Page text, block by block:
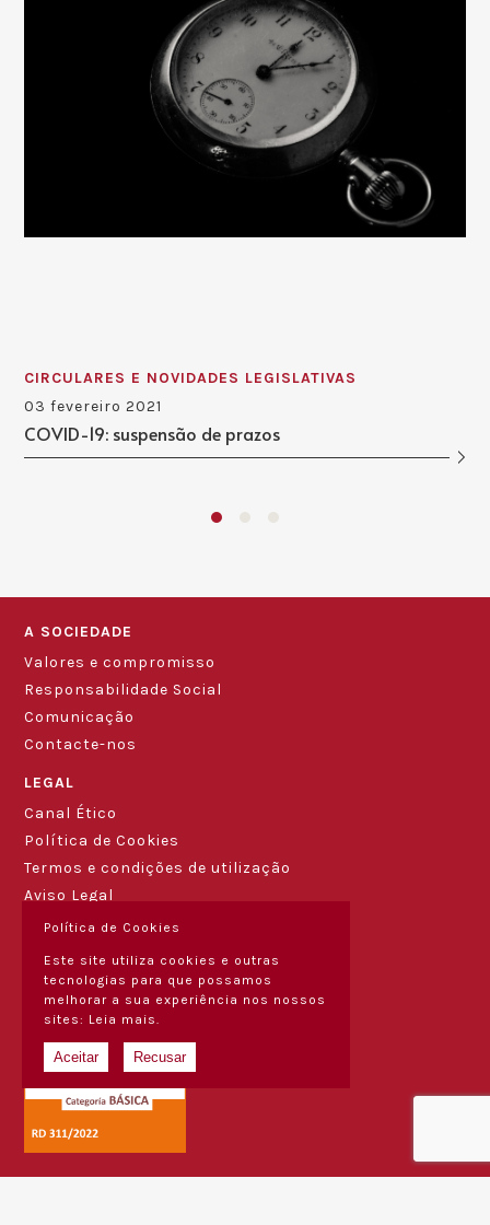
CIRCULARES E NOVIDADES LEGISLATIVAS
03 fevereiro 2021
COVID-19: suspensão de prazos
A SOCIEDADE
Valores e compromisso
Responsabilidade Social
Comunicação
Contacte-nos
LEGAL
Canal Ético
Política de Cookies
Termos e condições de utilização
Aviso Legal
Política de Cookies
Este site utiliza cookies e outras
tecnologias para que possamos
melhorar a sua experiência nos nossos
sites: Leia mais.
Aceitar Recusar